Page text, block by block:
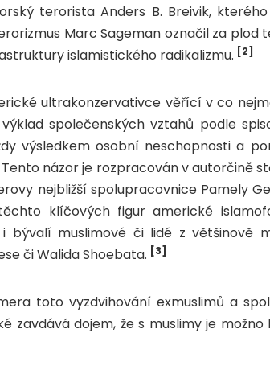
terorista Anders B. Breivik,
Marc Sageman označil za plod
islamistického radikalizmu. [2]
ultrakonzervativce věřící v co
společenských vztahů podle
výsledkem osobní neschopnosti a
názor je rozpracován v autorčině
nejbližší spolupracovnice Pamely
klíčových figur americké
bývalí muslimové či lidé z většinově
či Walida Shoebata. [3]
toto vyzdvihování exmuslimů a
zavdává dojem, že s muslimy je